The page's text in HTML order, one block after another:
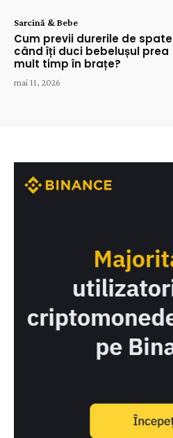
Sarcină & Bebe
Cum previi durerile de spate
când îți duci bebelușul prea
mult timp în brațe?
mai 11, 2026